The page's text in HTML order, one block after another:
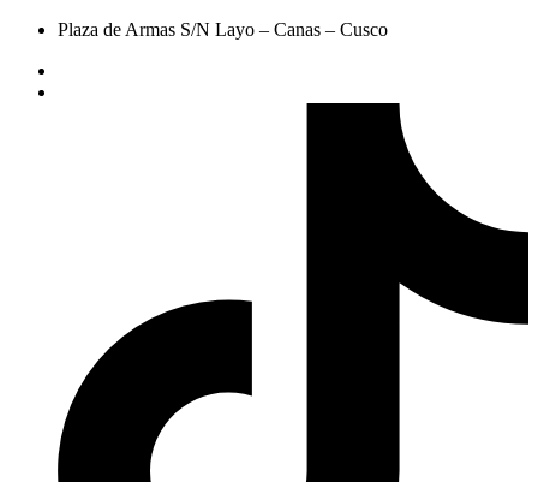
Plaza de Armas S/N Layo – Canas – Cusco